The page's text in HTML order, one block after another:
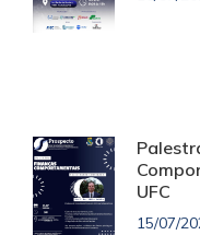
UFC
15/07/